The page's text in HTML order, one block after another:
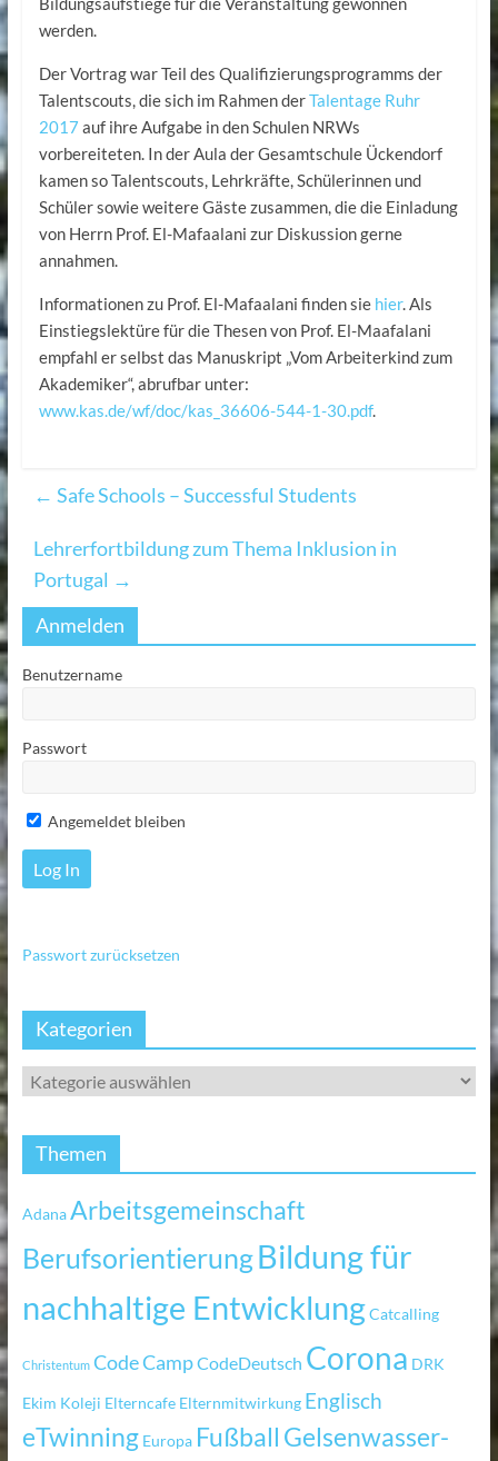
werden.
Der Vortrag war Teil des Qualifizierungsprogramms der
Talentscouts, die sich im Rahmen derTalentage Ruhr
2017 auf ihre Aufgabe in den Schulen NRWs
vorbereiteten. In der Aula der Gesamtschule Ückendorf
kamen so Talentscouts, Lehrkräfte, Schülerinnen und
Schüler sowie weitere Gäste zusammen, die die Einladung
von Herrn Prof. El-Mafaalani zur Diskussion gerne
annahmen.
Informationen zu Prof. El-Mafaalani finden sie hier. Als
Einstiegslektüre für die Thesen von Prof. El-Maafalani
empfahl er selbst das Manuskript „Vom Arbeiterkind zum
Akademiker“, abrufbar unter:
www.kas.de/wf/doc/kas_36606-544-1-30.pdf.
← Safe Schools – Successful Students
Lehrerfortbildung zum Thema Inklusion in
Portugal →
Anmelden
Benutzername
Passwort
Angemeldet bleiben
Passwort zurücksetzen
Kategorien
Themen
AdanaArbeitsgemeinschaft
BerufsorientierungBildung für
nachhaltige EntwicklungCatcalling
Christentum Code CampCodeDeutsch Corona DRK
Ekim Koleji Elterncafe Elternmitwirkung Englisch
eTwinning Europa Fußball Gelsenwasser-